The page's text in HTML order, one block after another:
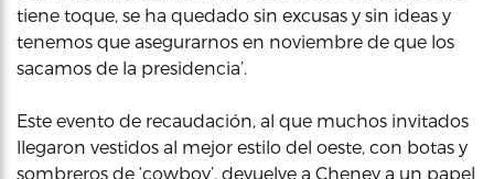
tiene toque, se ha quedado sin excusas y sin ideas y
tenemos que asegurarnos en noviembre de que los
sacamos de la presidencia’.
Este evento de recaudación, al que muchos invitados
llegaron vestidos al mejor estilo del oeste, con botas y
sombreros de ‘cowboy’, devuelve a Cheney a un papel